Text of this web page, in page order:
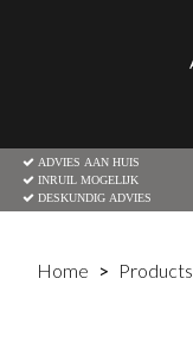
ADVIES AAN HUIS
INRUIL MOGELIJK
DESKUNDIG ADVIES
Home Products